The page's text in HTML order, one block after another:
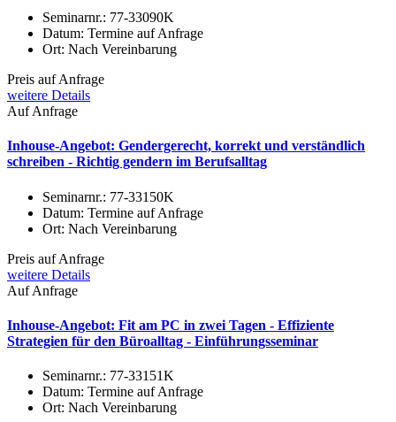
Seminarnr.: 77-33090K
Datum: Termine auf Anfrage
Ort: Nach Vereinbarung
Preis auf Anfrage
weitere Details
Auf Anfrage
Inhouse-Angebot: Gendergerecht, korrekt und verständlich
schreiben - Richtig gendern im Berufsalltag
Seminarnr.: 77-33150K
Datum: Termine auf Anfrage
Ort: Nach Vereinbarung
Preis auf Anfrage
weitere Details
Auf Anfrage
Inhouse-Angebot: Fit am PC in zwei Tagen - Effiziente
Strategien für den Büroalltag - Einführungsseminar
Seminarnr.: 77-33151K
Datum: Termine auf Anfrage
Ort: Nach Vereinbarung